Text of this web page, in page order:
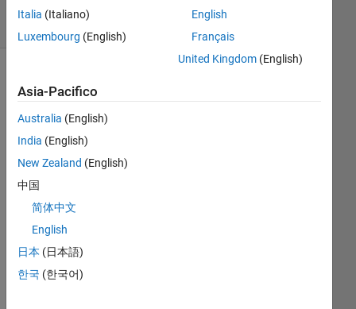
Visualizzazioni
Whi
usi
ng
fmi
Italia (Italiano)
Luxembourg (English)
English
Français
United Kingdom(English)
Asia-Pacifico
Australia (English)
India (English)
New Zealand (English)
中国
简体中文
English
日本 (日本語)
한국 (한국어)